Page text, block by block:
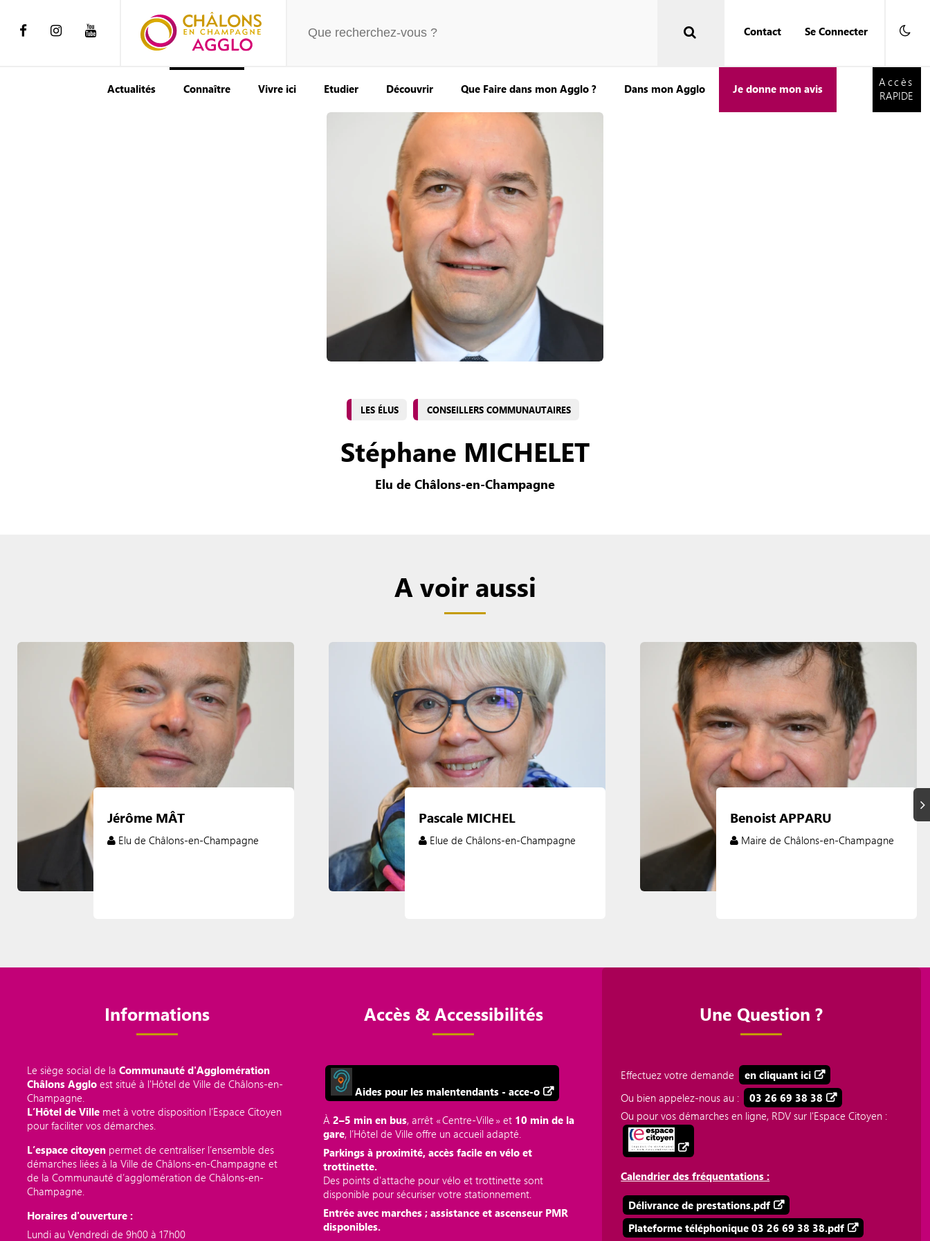
Contact Se Connecter
Accès
Actualités Connaître Vivre ici Etudier Découvrir Que Faire dans mon Agglo ? Dans mon Agglo Je donne mon avis
Accès
RAPIDE
LES ÉLUS CONSEILLERS COMMUNAUTAIRES
Stéphane MICHELET
Elu de Châlons-en-Champagne
A voir aussi
Jérôme MÂT
Elu de Châlons-en-Champagne
Pascale MICHEL
Elue de Châlons-en-Champagne
Benoist APPARU
Maire de Châlons-en-Champagne
Informations
Le siège social de laCommunauté d'Agglomération
Châlons Aggloest situé à l'Hôtel de Ville de Châlons-en-
Champagne.
L’Hôtel de Ville met à votre disposition l’Espace Citoyen
pour faciliter vos démarches.
L’espace citoyen permet de centraliser l’ensemble des
démarches liées à la Ville de Châlons-en-Champagne et
de la Communauté d’agglomération de Châlons-en-
Champagne.
Horaires d'ouverture :
Lundi au Vendredi de 9h00 à 17h00
Accès & Accessibilités
Aides pour les malentendants - acce-o
À2–5 min en bus, arrêt « Centre‑Ville » et 10 min de la
gare, l’Hôtel de Ville offre un accueil adapté.
Parkings à proximité, accès facile en vélo et
trottinette.
Des points d'attache pour vélo et trottinette sont
disponible pour sécuriser votre stationnement.
Entrée avec marches ; assistance et ascenseur PMR
disponibles.
Une Question ?
Effectuez votre demande
en cliquant ici
Ou bien appelez-nous au :
03 26 69 38 38
Ou pour vos démarches en ligne, RDV sur l'Espace Citoyen :
Calendrier des fréquentations :
Délivrance de prestations.pdf
Plateforme téléphonique 03 26 69 38 38.pdf